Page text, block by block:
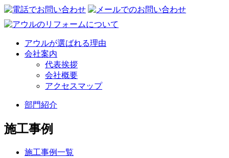
アウルが選ばれる理由
会社案内
代表挨拶
会社概要
アクセスマップ
部門紹介
施工事例
施工事例一覧